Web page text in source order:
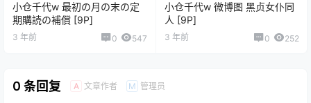
小仓千代w 最初の月の末の定
期購読の補償 [9P]
3 年前 0 547
小仓千代w 微博图 黑贞女仆同
人 [9P]
3 年前 0 252
0 条回复 A 文章作者 M 管理员